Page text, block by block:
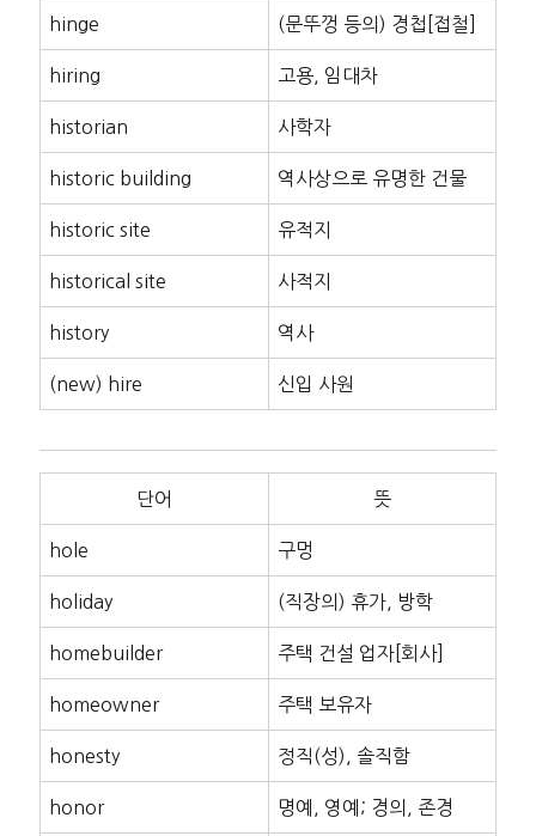
hinge (문뚜껑 등의) 경첩[접철]
hiring 고용, 임대차
historian 사학자
historic building 역사상으로 유명한 건물
historic site 유적지
historical site 사적지
history 역사
(new) hire 신입 사원
단어 뜻
hole 구멍
holiday (직장의) 휴가, 방학
homebuilder 주택 건설 업자[회사]
homeowner 주택 보유자
honesty 정직(성), 솔직함
honor 명예, 영예; 경의, 존경